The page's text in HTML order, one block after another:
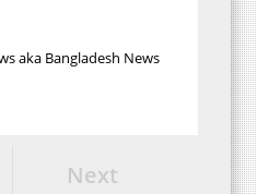
aka Bangladesh News
Next